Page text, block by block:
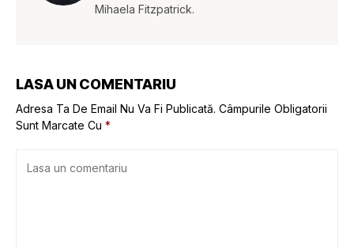
Mihaela Fitzpatrick.
LASA UN COMENTARIU
Adresa Ta De Email Nu Va Fi Publicată. Câmpurile Obligatorii
Sunt Marcate Cu *